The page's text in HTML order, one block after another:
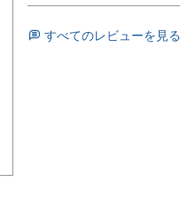
すべてのレビューを見る